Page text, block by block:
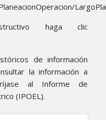
haga clic
de información
la información a
al Informe de
(IPOEL).